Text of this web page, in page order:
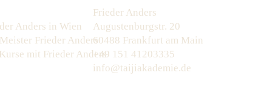
Anders in Wien
Frieder Anders
mit Frieder Anders
Frieder Anders
Augustenburgstr. 20
60488 Frankfurt am Main
+49 151 41203335
info@taijiakademie.de